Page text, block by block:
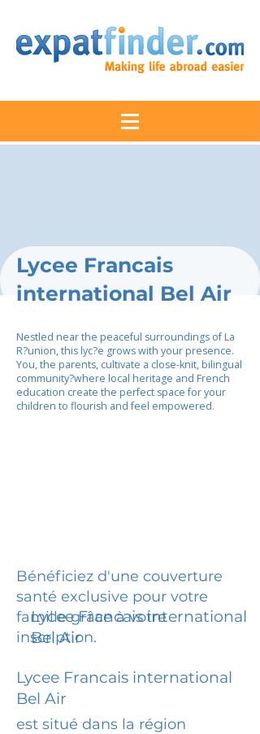
Lycee Francais
international Bel Air
Nestled near the peaceful surroundings of La
R?union, this lyc?e grows with your presence.
You, the parents, cultivate a close-knit, bilingual
community?where local heritage and French
education create the perfect space for your
children to flourish and feel empowered.
Bénéficiez d'une couverture
santé exclusive pour votre
famille grâce à votre
inscription.
Lycee Francais international
Bel Air
Lycee Francais international
Bel Air
est situé dans la région